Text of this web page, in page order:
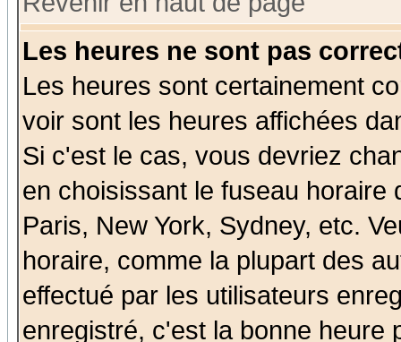
Les heures ne sont pas
Les heures sont certainement
voir sont les heures affichées
Si c'est le cas, vous devriez
en choisissant le fuseau
Paris, New York, Sydney, etc.
horaire, comme la plupart des
effectué par les utilisateurs
enregistré, c'est la bonne heure